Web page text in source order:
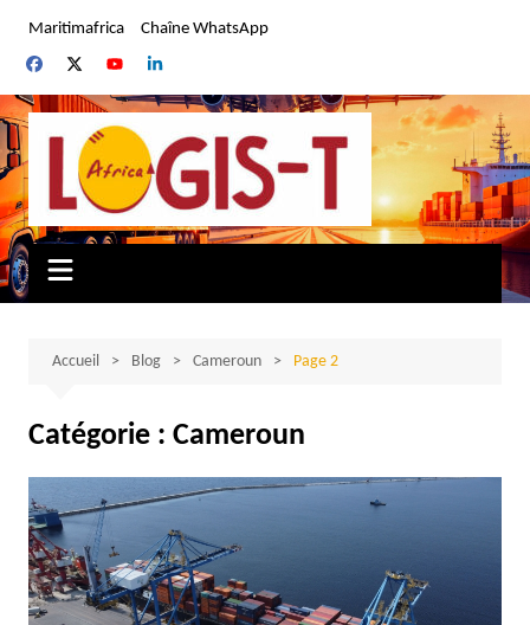
contenu
Maritimafrica Chaîne WhatsApp
Accueil Blog Cameroun Page 2
Catégorie : Cameroun